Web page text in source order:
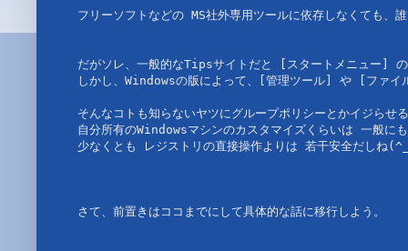
フリーソフトなどの MS社外専用ツールに依存しなくても
だがソレ、一般的なTipsサイトだと [スタートメニュー]
しかし、Windowsの版によって、[管理ツール] や [ファイ
そんなコトも知らないヤツにグループポリシーとかイジら
自分所有のWindowsマシンのカスタマイズくらいは 一般に
少なくとも レジストリの直接操作よりは 若干安全だしね
さて、前置きはココまでにして具体的な話に移行しよう。